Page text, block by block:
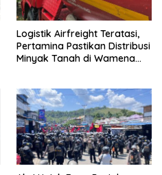
Logistik Airfreight Teratasi,
Pertamina Pastikan Distribusi
Minyak Tanah di Wamena